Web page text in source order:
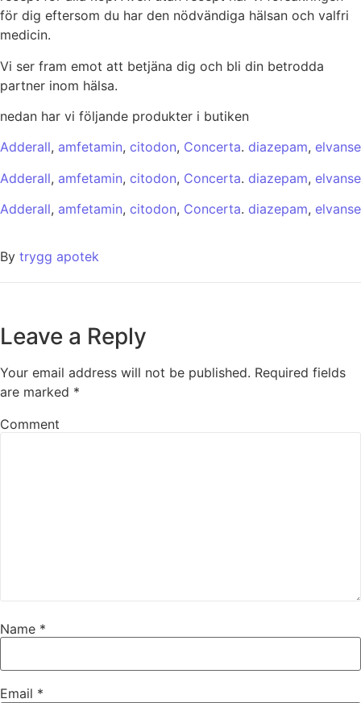
för dig eftersom du har den nödvändiga hälsan och valfri
medicin.
Vi ser fram emot att betjäna dig och bli din betrodda
partner inom hälsa.
nedan har vi följande produkter i butiken
Adderall, amfetamin, citodon, Concerta. diazepam, elvanse
Adderall, amfetamin, citodon, Concerta. diazepam, elvanse
Adderall, amfetamin, citodon, Concerta. diazepam, elvanse
By trygg apotek
Leave a Reply
Your email address will not be published. Required fields
are marked *
Comment
Name *
Email *